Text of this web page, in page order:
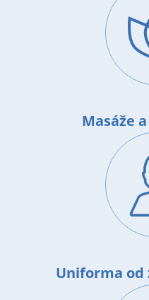
Masáže
Image
Uniforma od
Image